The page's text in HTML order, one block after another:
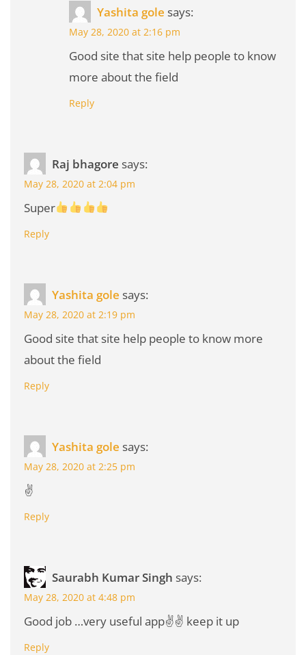
Yashita gole says:
May 28, 2020 at 2:16 pm
Good site that site help people to know
more about the field
Reply
Raj bhagore says:
May 28, 2020 at 2:04 pm
Super
Reply
Yashita gole says:
May 28, 2020 at 2:19 pm
Good site that site help people to know more
about the field
Reply
Yashita gole says:
May 28, 2020 at 2:25 pm
✌️
Reply
Saurabh Kumar Singh says:
May 28, 2020 at 4:48 pm
Good job …very useful app✌️✌️ keep it up
Reply